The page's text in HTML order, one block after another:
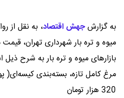
به گزارشجهش اقتصاد، به نقل از
میوه و تره بار شهرداری تهران،
بازارهای میوه و تره بار به شرح
مرغ کامل تازه، بسته‌بندی کیسه‌ای(
320 هزار تومان